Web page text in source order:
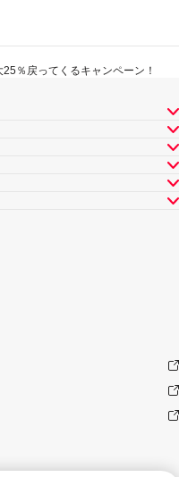
％戻ってくるキャンペーン！